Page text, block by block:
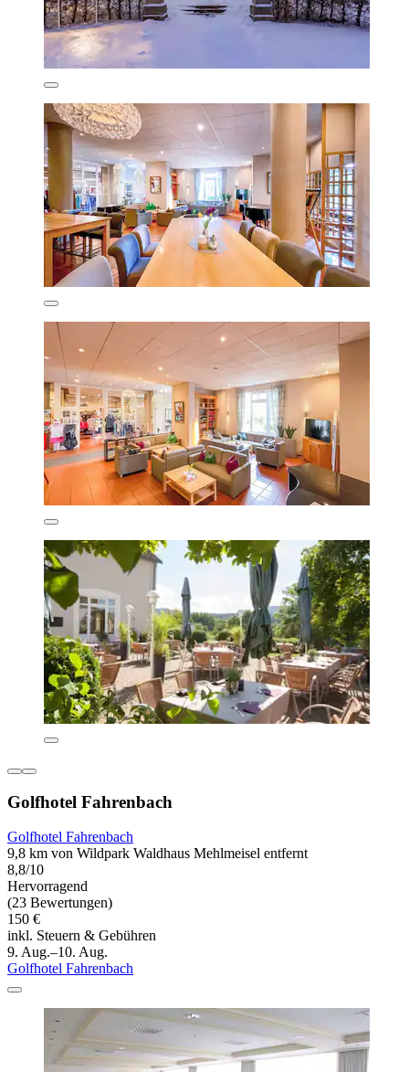
Golfhotel Fahrenbach
Golfhotel Fahrenbach
9,8 km von Wildpark Waldhaus Mehlmeisel entfernt
8,8/10
Hervorragend
(23 Bewertungen)
150 €
inkl. Steuern & Gebühren
9. Aug.–10. Aug.
Golfhotel Fahrenbach